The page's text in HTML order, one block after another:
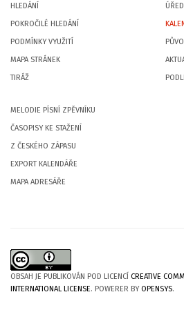
HLEDÁNÍ
POKROČILÉ HLEDÁNÍ
PODMÍNKY VYUŽITÍ
MAPA STRÁNEK
TIRÁŽ
MELODIE PÍSNÍ ZPĚVNÍKU
ČASOPISY KE STAŽENÍ
Z ČESKÉHO ZÁPASU
EXPORT KALENDÁŘE
MAPA ADRESÁŘE
OBSAH JE PUBLIKOVÁN POD LICENCÍ CREATIVE
INTERNATIONAL LICENSE. POWERER BYOPENSYS.